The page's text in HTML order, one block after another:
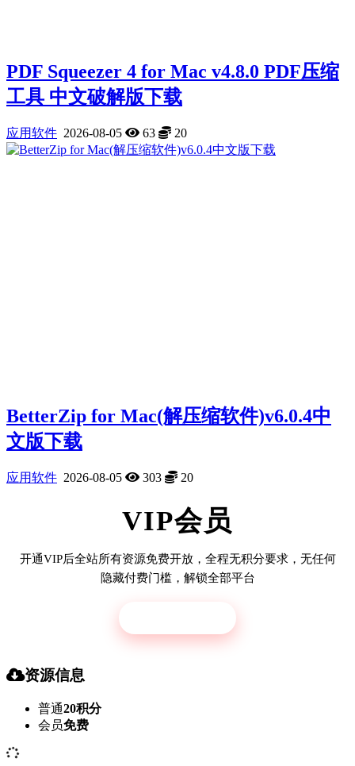
PDF Squeezer 4 for Mac v4.8.0 PDF压缩
工具 中文破解版下载
应用软件 2026-08-05 63 20
BetterZip for Mac(解压缩软件)v6.0.4中
文版下载
应用软件 2026-08-05 303 20
VIP会员
开通VIP后全站所有资源免费开放，全程无积分要求，无任何
隐藏付费门槛，解锁全部平台
资源信息
普通20积分
会员免费